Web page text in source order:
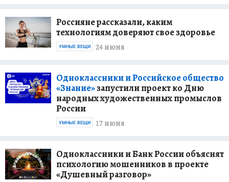
Россияне рассказали, каким
технологиям доверяют свое здоровье
24 июня
УМНЫЕ ВЕЩИ
Одноклассники и Российское общество
«Знание»запустили проект ко Дню
народных художественных промыслов
России
17 июня
УМНЫЕ ВЕЩИ
Одноклассники и Банк России объяснят
психологию мошенников в проекте
«Душевный разговор»